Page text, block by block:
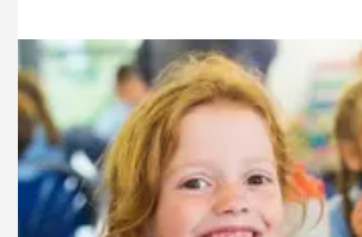
24.09.2022 Eğitim